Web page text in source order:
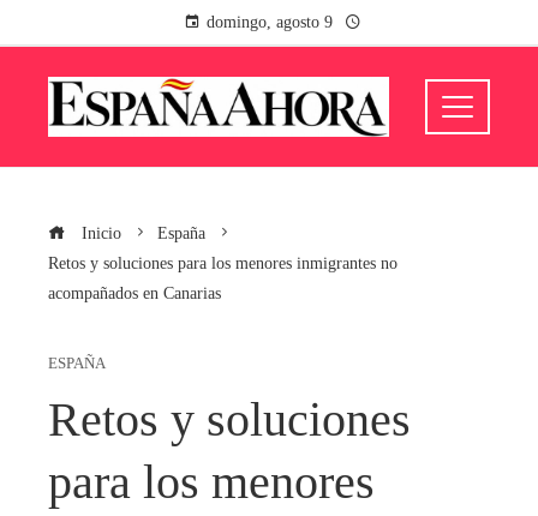
domingo, agosto 9
Inicio
España
Retos y soluciones para los menores inmigrantes no
acompañados en Canarias
ESPAÑA
Retos y soluciones
para los menores